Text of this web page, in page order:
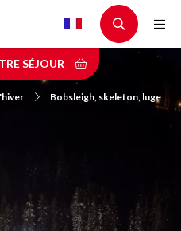
SÉJOUR
Bobsleigh, skeleton, luge